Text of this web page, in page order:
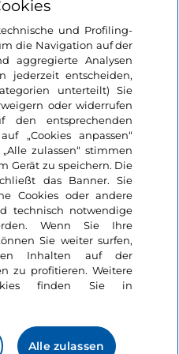
Genueser
Like
und Profiling-
die Navigation auf der
aggregierte Analysen
jederzeit entscheiden,
unterteilt) Sie
oder widerrufen
den entsprechenden
„Cookies anpassen“
zulassen“ stimmen
Gerät zu speichern. Die
das Banner. Sie
Cookies oder andere
technisch notwendige
Wenn Sie Ihre
Sie weiter surfen,
Inhalten auf der
zu profitieren. Weitere
finden Sie in
Alle zulassen